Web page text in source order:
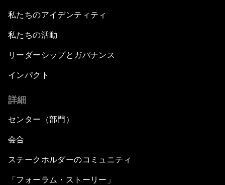
私たちのアイデンティティ
私たちの活動
リーダーシップとガバナンス
インパクト
詳細
センター（部門）
会合
ステークホルダーのコミュニティ
「フォーラム・ストーリー」